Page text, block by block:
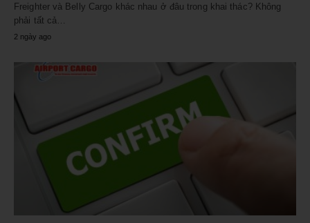
Freighter và Belly Cargo khác nhau ở đâu trong khai thác? Không
phải tất cả…
2 ngày ago